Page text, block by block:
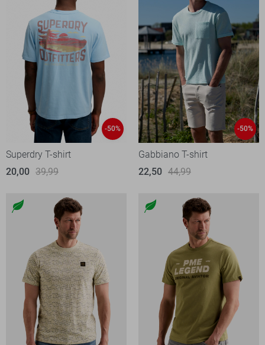
-50%
Superdry T-shirt
20,00 39,99
-50%
Gabbiano T-shirt
22,50 44,99